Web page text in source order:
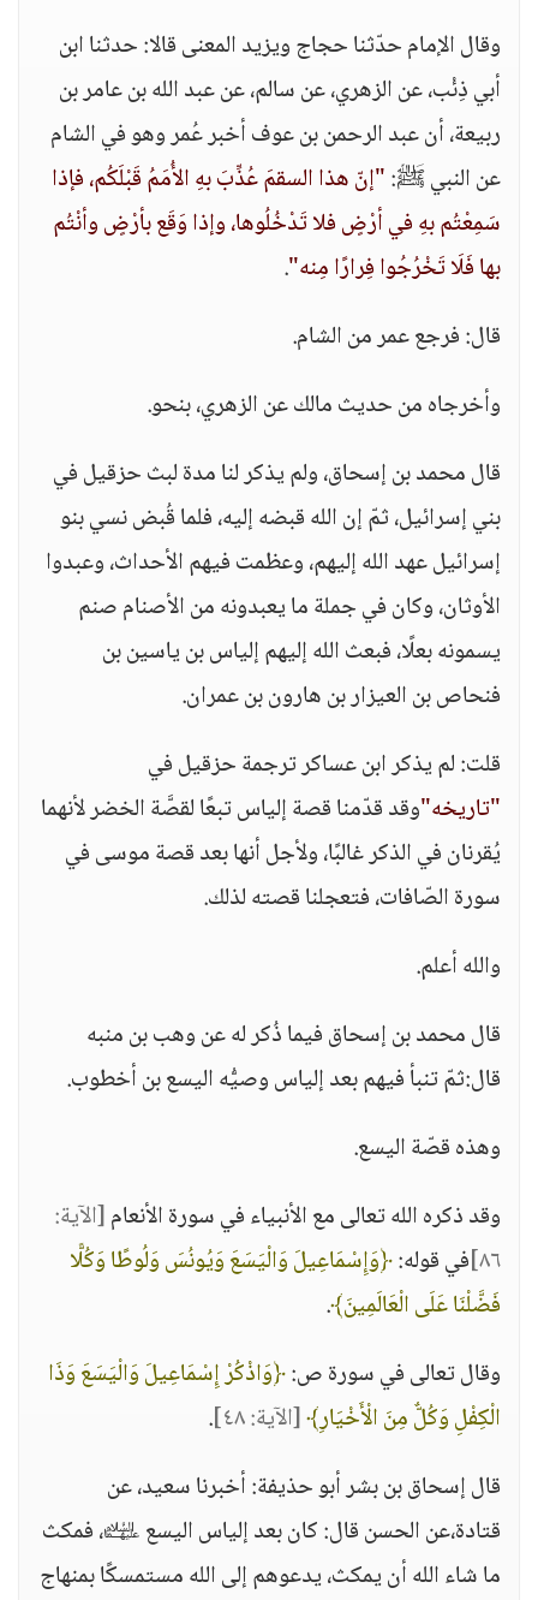
وقال الإمام حدّثنا حجاج ويزيد المعنى قالا: حدثنا ابن
أبي ذِئْب، عن الزهري، عن سالم، عن عبد الله بن عامر بن
ربيعة، أن عبد الرحمن بن عوف أخبر عُمر وهو في الشام
عن النبي ﷺ:"إنّ هذا السقمَ عُذِّبَ بهِ الأُمَمُ قَبْلَكُم، فإذا
سَمِعْتُم بهِ في أرْضٍ فلا تَدْخُلُوها، وإذا وَقَع بأرْضٍ وأنْتُم
بها فَلَا تَخْرُجُوا فِرارًا مِنه".
قال: فرجع عمر من الشام.
وأخرجاه من حديث مالك عن الزهري، بنحو.
قال محمد بن إسحاق، ولم يذكر لنا مدة لبث حزقيل في
بني إسرائيل، ثمّ إن الله قبضه إليه، فلما قُبض نسي بنو
إسرائيل عهد الله إليهم، وعظمت فيهم الأحداث، وعبدوا
الأوثان، وكان في جملة ما يعبدونه من الأصنام صنم
يسمونه بعلًا، فبعث الله إليهم إلياس بن ياسين بن
فنحاص بن العيزار بن هارون بن عمران.
قلت: لم يذكر ابن عساكر ترجمة حزقيل في
"تاريخه"وقد قدّمنا قصة إلياس تبعًا لقصَّة الخضر لأنهما
يُقرنان في الذكر غالبًا، ولأجل أنها بعد قصة موسى في
سورة الصّافات، فتعجلنا قصته لذلك.
والله أعلم.
قال محمد بن إسحاق فيما ذُكر له عن وهب بن منبه
قال:ثمّ تنبأ فيهم بعد إلياس وصيُّه اليسع بن أخطوب.
وهذه قصّة اليسع.
وقد ذكره الله تعالى مع الأنبياء في سورة الأنعام[الآية:
٨٦] في قوله:﴿وَإِسْمَاعِيلَ وَالْيَسَعَ وَيُونُسَ وَلُوطًا وَكُلًّا
فَضَّلْنَا عَلَى الْعَالَمِينَ﴾.
وقال تعالى في سورة ص:﴿وَاذْكُرْ إِسْمَاعِيلَ وَالْيَسَعَ وَذَا
الْكِفْلِ وَكُلٌّ مِنَ الْأَخْيَارِ﴾[الآية: ٤٨]
.
قال إسحاق بن بشر أبو حذيفة: أخبرنا سعيد، عن
قتادة،عن الحسن قال: كان بعد إلياس اليسع ﵉، فمكث
ما شاء الله أن يمكث، يدعوهم إلى الله مستمسكًا بمنهاج